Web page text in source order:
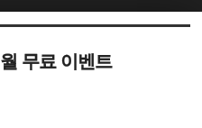
무료 이벤트
치북5
치북5